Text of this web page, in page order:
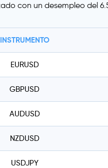
con un desempleo del
INSTRUMENTO
EURUSD
GBPUSD
AUDUSD
NZDUSD
USDJPY